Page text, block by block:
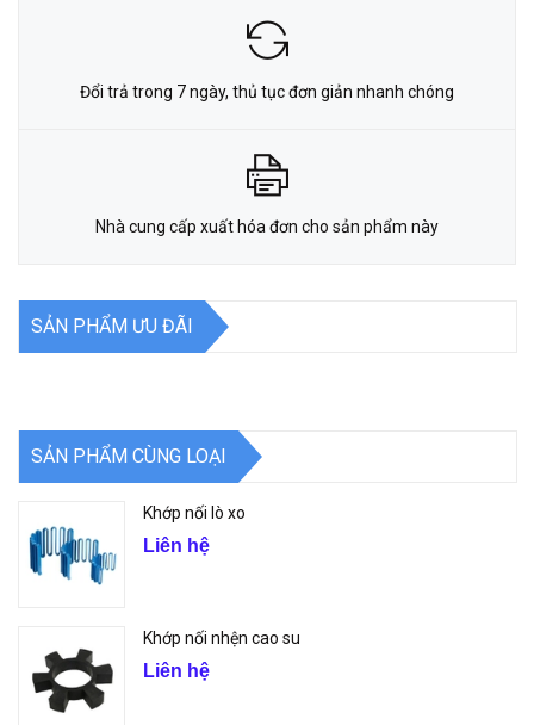
Đổi trả trong 7 ngày, thủ tục đơn giản nhanh chóng
Nhà cung cấp xuất hóa đơn cho sản phẩm này
SẢN PHẨM ƯU ĐÃI
SẢN PHẨM CÙNG LOẠI
Khớp nối lò xo
Liên hệ
Khớp nối nhện cao su
Liên hệ